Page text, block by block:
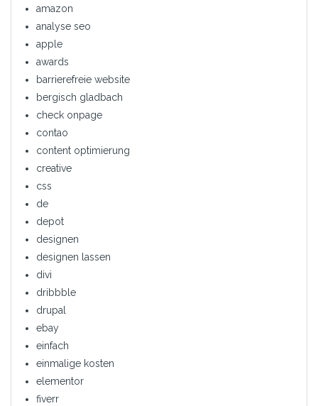
amazon
analyse seo
apple
awards
barrierefreie website
bergisch gladbach
check onpage
contao
content optimierung
creative
css
de
depot
designen
designen lassen
divi
dribbble
drupal
ebay
einfach
einmalige kosten
elementor
fiverr